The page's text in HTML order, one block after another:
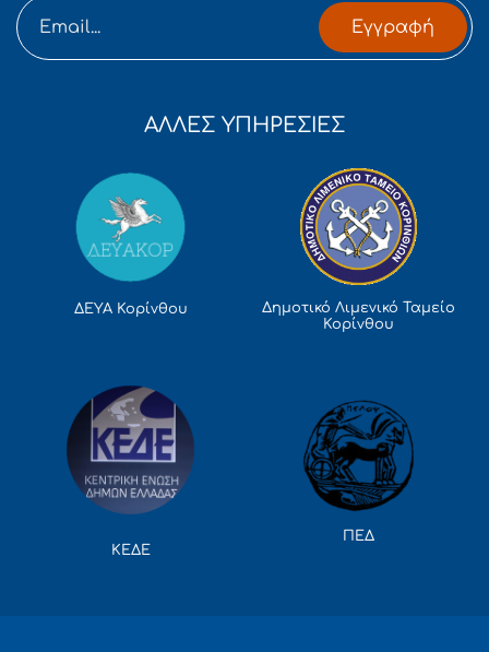
Εγγραφή
ΑΛΛΕΣ ΥΠΗΡΕΣΙΕΣ
ΔΕΥΑ Κορίνθου
Δημοτικό Λιμενικό Ταμείο
Κορίνθου
ΚΕΔΕ
ΠΕΔ